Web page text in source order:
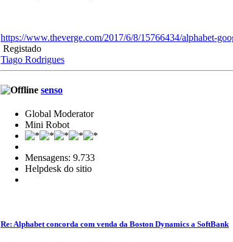
https://www.theverge.com/2017/6/8/15766434/alphabet-
Registado
Tiago Rodrigues
senso
Global Moderator
Mini Robot
Mensagens: 9.733
Helpdesk do sitio
Re: Alphabet concorda com venda da Boston Dynamics a SoftBank